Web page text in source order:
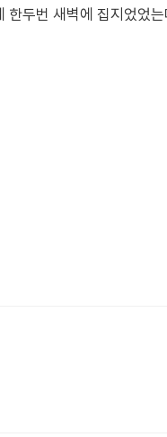
두번 새벽에 집지었었